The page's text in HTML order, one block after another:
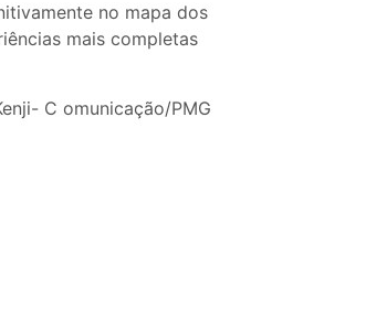
no mapa dos
mais completas
C omunicação/PMG